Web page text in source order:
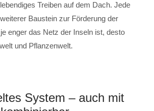
Treiben auf dem Dach. Jede
Baustein zur Förderung der
enger das Netz der Inseln ist, desto
und Pflanzenwelt.
System – auch mit